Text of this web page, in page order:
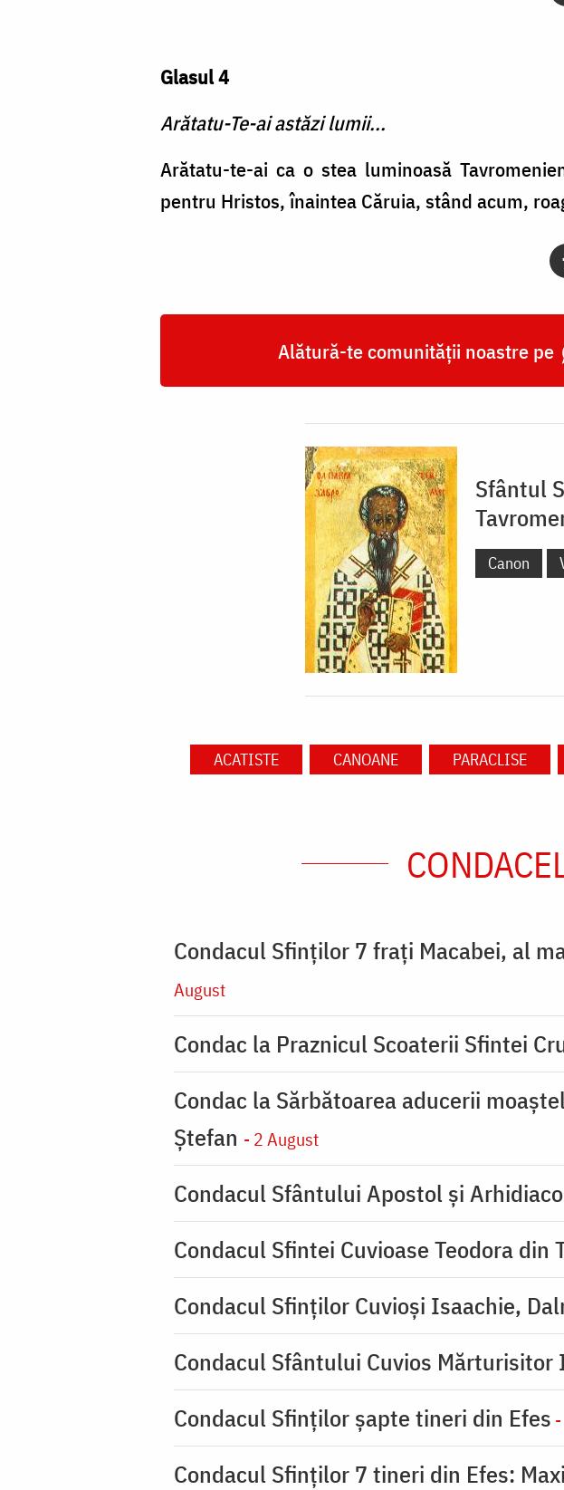
Glasul 4
Arătatu-Te-ai astăzi lumii...
Arătatu-te-ai ca o stea luminoasă
pentru Hristos, înaintea Căruia, stând acum,
Alătură-te comunității noastre pe
Sfântul
Canon
ACATISTE CANOANE PARACLISE
Condacul Sfinţilor 7 fraţi Macabei, al
August
Condac la Praznicul Scoaterii Sfintei
Condac la Sărbătoarea aducerii
Ştefan - 2 August
Condacul Sfântului Apostol și
Condacul Sfintei Cuvioase Teodora din
Condacul Sfinţilor Cuvioşi Isaachie,
Condacul Sfântului Cuvios Mărturisitor
Condacul Sfinţilor şapte tineri din Efes
Condacul Sfinţilor 7 tineri din Efes: